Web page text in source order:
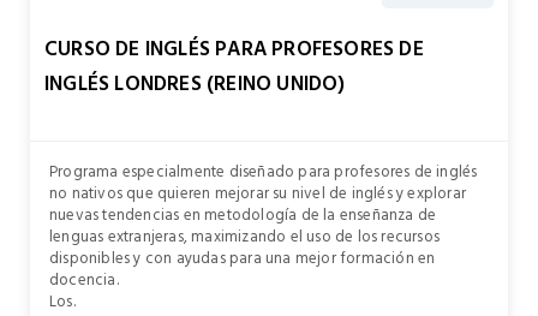
CURSO DE INGLÉS PARA PROFESORES DE
INGLÉS LONDRES (REINO UNIDO)
Programa especialmente diseñado para profesores de inglés
no nativos que quieren mejorar su nivel de inglés y explorar
nuevas tendencias en metodología de la enseñanza de
lenguas extranjeras, maximizando el uso de los recursos
disponibles y con ayudas para una mejor formación en
docencia.
Los.